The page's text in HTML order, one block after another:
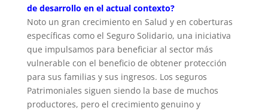
de desarrollo en el actual contexto?
Noto un gran crecimiento en Salud y en coberturas
específicas como el Seguro Solidario, una iniciativa
que impulsamos para beneficiar al sector más
vulnerable con el beneficio de obtener protección
para sus familias y sus ingresos. Los seguros
Patrimoniales siguen siendo la base de muchos
productores, pero el crecimiento genuino y